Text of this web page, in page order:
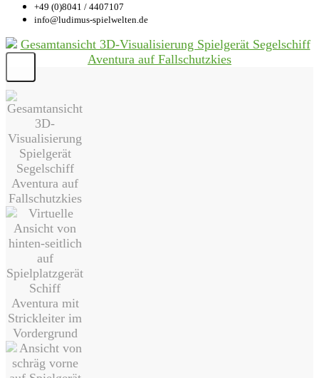
+49 (0)8041 / 4407107
info@ludimus-spielwelten.de